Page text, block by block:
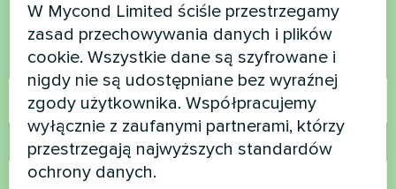
Skontaktuj się z nami, a pomożemy Ci
Nazwa
Numer telefonu
W Mycond Limited ściśle przestrzegamy
zasad przechowywania danych i plików
cookie. Wszystkie dane są szyfrowane i
nigdy nie są udostępniane bez wyraźnej
zgody użytkownika. Współpracujemy
wyłącznie z zaufanymi partnerami, którzy
przestrzegają najwyższych standardów
ochrony danych.